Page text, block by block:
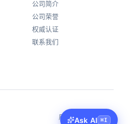
公司简介
公司荣誉
权威认证
联系我们
用户协议 丨 隐私政策
Ask AI ⌘I